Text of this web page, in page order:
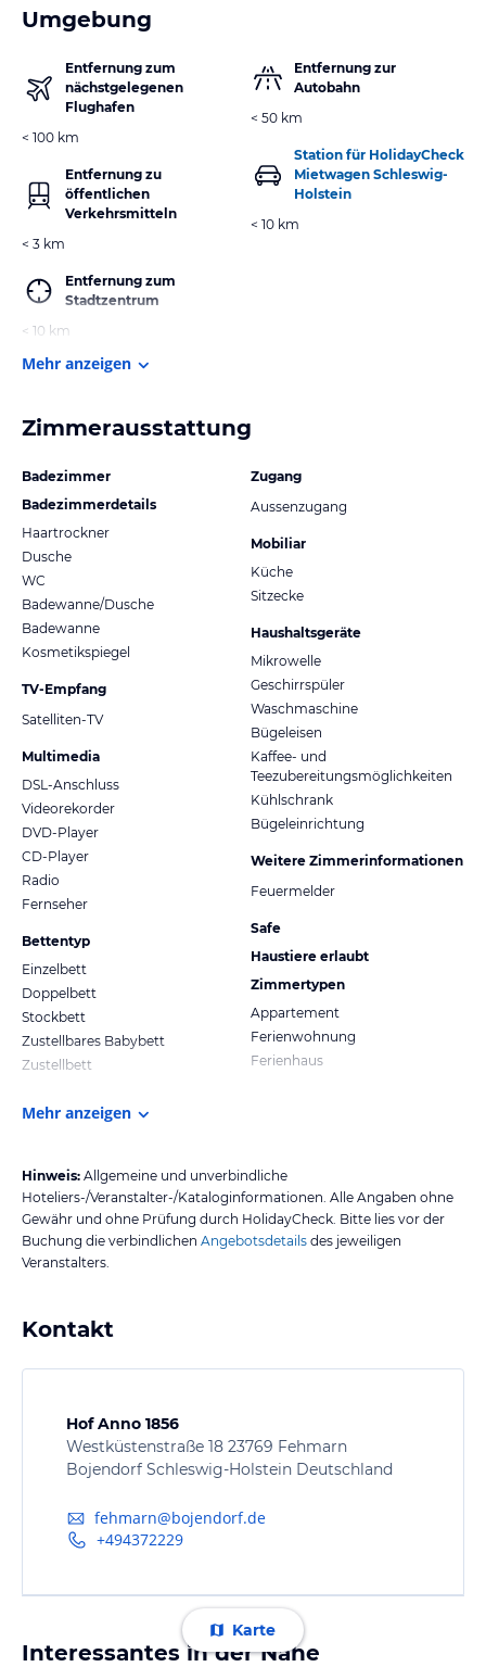
Umgebung
Entfernung zum
nächstgelegenen
Flughafen
< 100 km
Entfernung zu
öffentlichen
Verkehrsmitteln
< 3 km
Entfernung zum
Stadtzentrum
< 10 km
Entfernung zur
Autobahn
< 50 km
Station für HolidayCheck
Mietwagen Schleswig-
Holstein
< 10 km
Mehr anzeigen
Zimmerausstattung
Badezimmer
Badezimmerdetails
Haartrockner
Dusche
WC
Badewanne/Dusche
Badewanne
Kosmetikspiegel
TV-Empfang
Satelliten-TV
Multimedia
DSL-Anschluss
Videorekorder
DVD-Player
CD-Player
Radio
Fernseher
Bettentyp
Einzelbett
Doppelbett
Stockbett
Zustellbares Babybett
Zustellbett
Zugang
Aussenzugang
Mobiliar
Küche
Sitzecke
Haushaltsgeräte
Mikrowelle
Geschirrspüler
Waschmaschine
Bügeleisen
Kaffee- und
Teezubereitungsmöglichkeiten
Kühlschrank
Bügeleinrichtung
Weitere Zimmerinformationen
Feuermelder
Safe
Haustiere erlaubt
Zimmertypen
Appartement
Ferienwohnung
Ferienhaus
Mehr anzeigen
Hinweis: Allgemeine und unverbindliche
Hoteliers-/Veranstalter-/Kataloginformationen. Alle Angaben ohne
Gewähr und ohne Prüfung durch HolidayCheck. Bitte lies vor der
Buchung die verbindlichen Angebotsdetails des jeweiligen
Veranstalters.
Kontakt
Hof Anno 1856
Westküstenstraße 18 23769 Fehmarn
Bojendorf Schleswig-Holstein Deutschland
fehmarn@bojendorf.de
+494372229
Karte
Interessantes in der Nähe